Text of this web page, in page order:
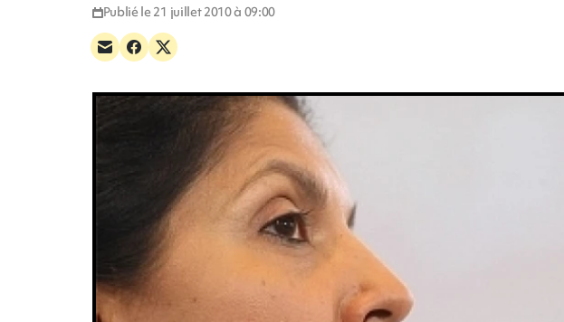
Publié le 21 juillet 2010 à 09:00